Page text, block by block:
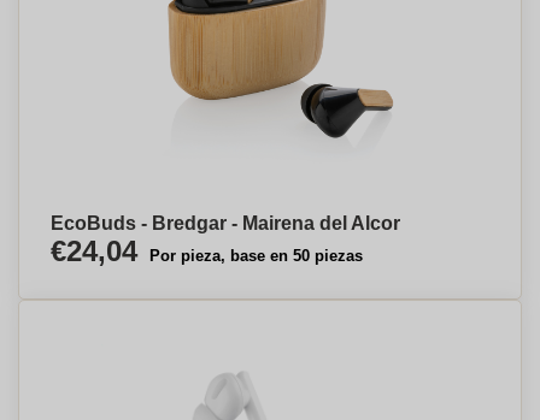
EcoBuds - Bredgar - Mairena del Alcor
€24,04 Por pieza, base en 50 piezas